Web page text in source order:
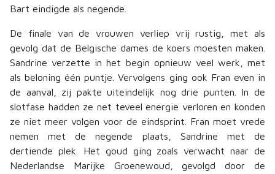
Bart eindigde als negende.
De finale van de vrouwen verliep vrij rustig, met als
gevolg dat de Belgische dames de koers moesten maken.
Sandrine verzette in het begin opnieuw veel werk, met
als beloning één puntje. Vervolgens ging ook Fran even in
de aanval, zij pakte uiteindelijk nog drie punten. In de
slotfase hadden ze net teveel energie verloren en konden
ze niet meer volgen voor de eindsprint. Fran moet vrede
nemen met de negende plaats, Sandrine met de
dertiende plek. Het goud ging zoals verwacht naar de
Nederlandse Marijke Groenewoud, gevolgd door de